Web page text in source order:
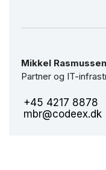
Mikkel Rasmussen
Partner og IT-
+45 4217 8878
mbr@codeex.dk